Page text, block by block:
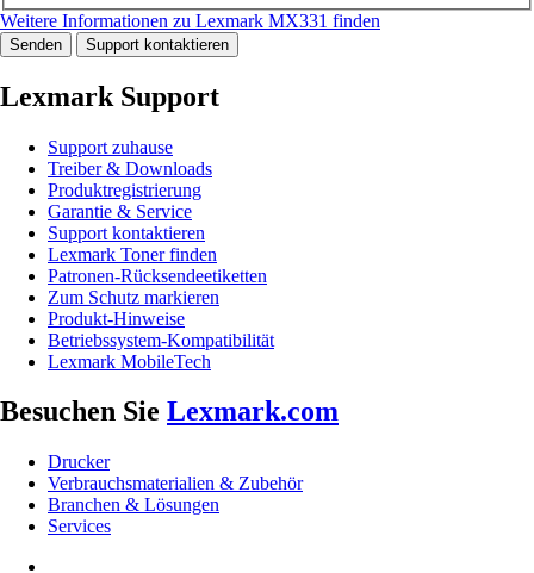
Weitere Informationen zu Lexmark MX331 finden
Senden Support kontaktieren
Lexmark Support
Support zuhause
Treiber & Downloads
Produktregistrierung
Garantie & Service
Support kontaktieren
Lexmark Toner finden
Patronen-Rücksendeetiketten
Zum Schutz markieren
Produkt-Hinweise
Betriebssystem-Kompatibilität
Lexmark MobileTech
Besuchen Sie Lexmark.com
Drucker
Verbrauchsmaterialien & Zubehör
Branchen & Lösungen
Services